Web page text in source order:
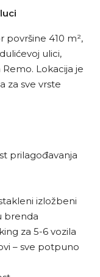
površine 410 m²,
ulici,
Lokacija je
za sve vrste
prilagođavanja
izložbeni
brenda
za 5-6 vozila
– sve potpuno